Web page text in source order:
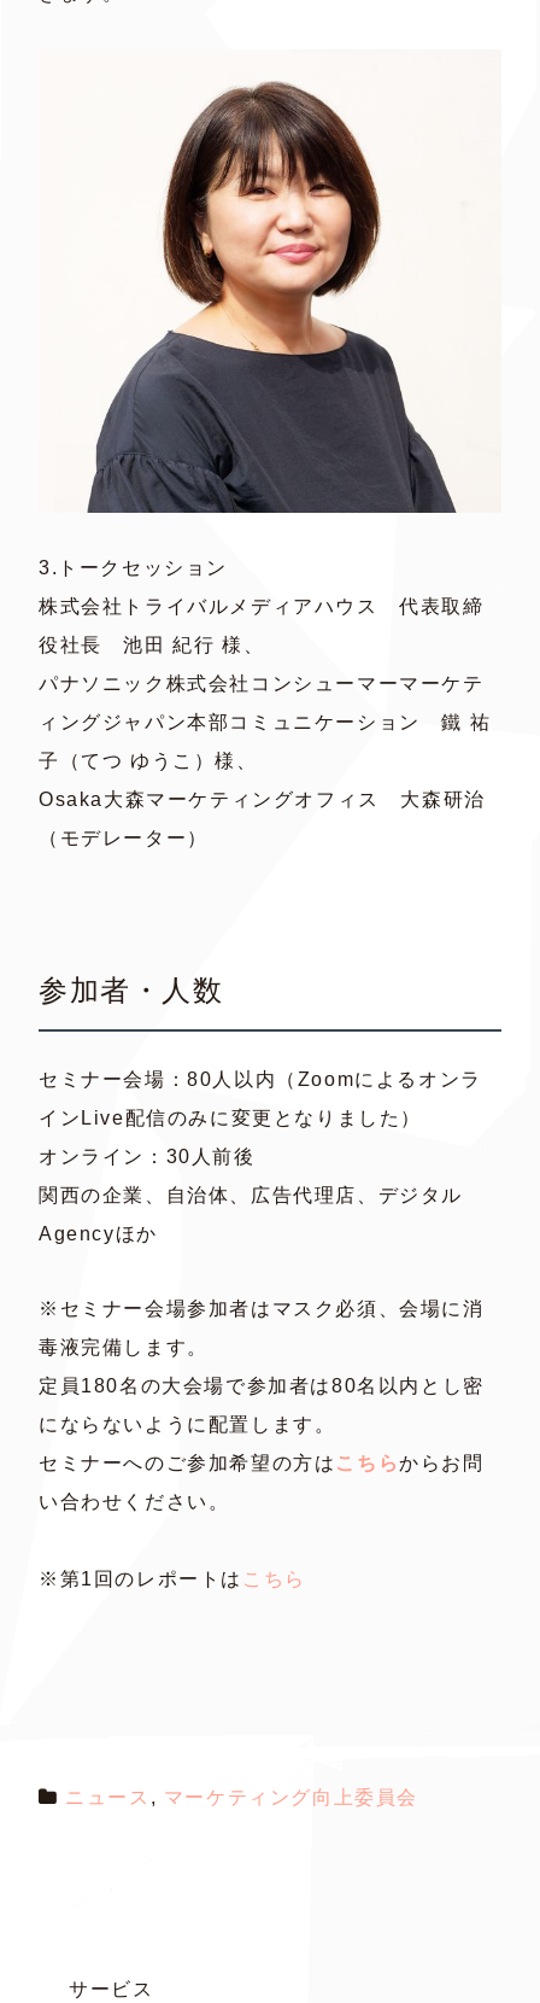
3.トークセッション
株式会社トライバルメディアハウス 代表取締
役社長 池田 紀行 様、
パナソニック株式会社コンシューマーマーケテ
ィングジャパン本部コミュニケーション 鐵 祐
子（てつ ゆうこ）様、
Osaka大森マーケティングオフィス 大森研治
（モデレーター）
参加者・人数
セミナー会場：80人以内（Zoomによるオンラ
インLive配信のみに変更となりました）
オンライン：30人前後
関西の企業、自治体、広告代理店、デジタル
Agencyほか
※セミナー会場参加者はマスク必須、会場に消
毒液完備します。
定員180名の大会場で参加者は80名以内とし密
にならないように配置します。
セミナーへのご参加希望の方は こちらからお問
い合わせください。
※第1回のレポートは こちら
ニュース , マーケティング向上委員会
サービス